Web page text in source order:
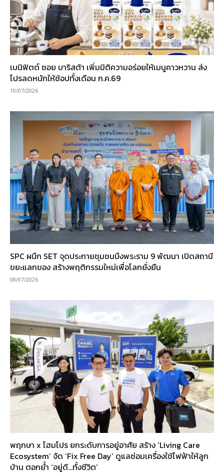
เบนิฟิตต์ ซอย บาริสต้า เพิ่มมิติความอร่อยให้เมนูคาวหวาน ส่ง
โปรลดหนักให้ช้อปทั้งเดือน ก.ค.69
10/07/2026
SPC ผนึก SET จุดประกายชุมชนบึงพระราม 9 พัฒนา เปิดสถานี
ขยะแลกของ สร้างพฤติกรรมใหม่เพื่อโลกยั่งยืน
08/07/2026
พฤกษา x โฮมโปร ยกระดับการอยู่อาศัย สร้าง ‘Living Care
Ecosystem’ จัด ‘Fix Free Day’ ดูแลซ่อมเครื่องใช้ไฟฟ้าให้ลูก
บ้าน ตอกย้ำ ‘อยู่ดี…ทั้งชีวิต’